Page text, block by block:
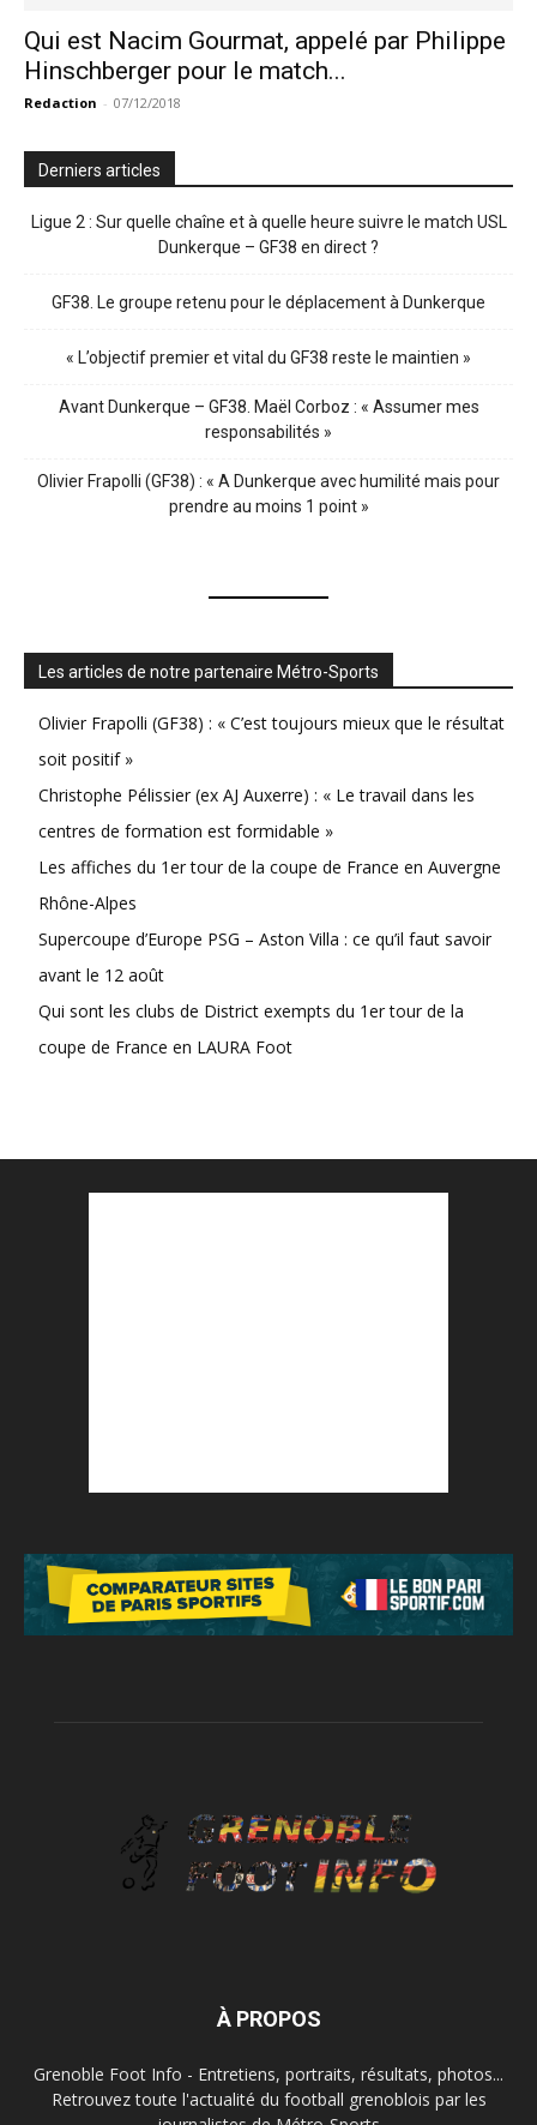
Qui est Nacim Gourmat, appelé par Philippe
Hinschberger pour le match...
Redaction - 07/12/2018
Derniers articles
Ligue 2 : Sur quelle chaîne et à quelle heure suivre le match USL
Dunkerque – GF38 en direct ?
GF38. Le groupe retenu pour le déplacement à Dunkerque
« L’objectif premier et vital du GF38 reste le maintien »
Avant Dunkerque – GF38. Maël Corboz : « Assumer mes
responsabilités »
Olivier Frapolli (GF38) : « A Dunkerque avec humilité mais pour
prendre au moins 1 point »
Les articles de notre partenaire Métro-Sports
Olivier Frapolli (GF38) : « C’est toujours mieux que le résultat
soit positif »
Christophe Pélissier (ex AJ Auxerre) : « Le travail dans les
centres de formation est formidable »
Les affiches du 1er tour de la coupe de France en Auvergne
Rhône-Alpes
Supercoupe d’Europe PSG – Aston Villa : ce qu’il faut savoir
avant le 12 août
Qui sont les clubs de District exempts du 1er tour de la
coupe de France en LAURA Foot
À PROPOS
Grenoble Foot Info - Entretiens, portraits, résultats, photos...
Retrouvez toute l'actualité du football grenoblois par les